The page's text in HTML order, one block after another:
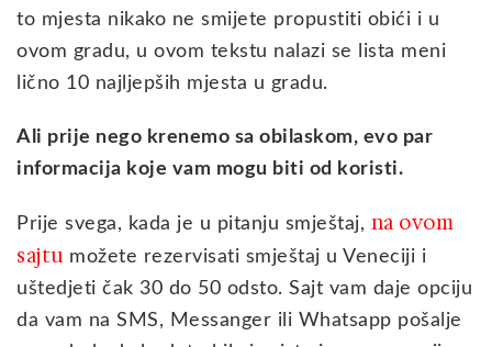
to mjesta nikako ne smijete propustiti obići i u
ovom gradu, u ovom tekstu nalazi se lista meni
lično 10 najljepših mjesta u gradu.
Ali prije nego krenemo sa obilaskom, evo par
informacija koje vam mogu biti od koristi.
Prije svega, kada je u pitanju smještaj, na ovom
sajtu možete rezervisati smještaj u Veneciji i
uštedjeti čak 30 do 50 odsto. Sajt vam daje opciju
da vam na SMS, Messanger ili Whatsapp pošalje